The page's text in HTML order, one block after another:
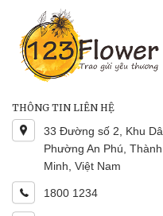
THÔNG TIN LIÊN HỆ
33 Đường số 2, Khu
Phường An Phú,
Minh, Việt Nam
1800 1234